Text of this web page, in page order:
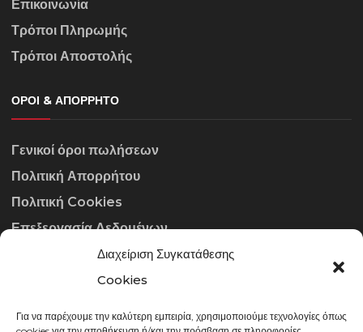
Διαχείριση Συγκατάθεσης
Cookies
Για να παρέχουμε την καλύτερη εμπειρία, χρησιμοποιούμε τεχνολογίες όπως
Επικοινωνία
Τρόποι Πληρωμής
Τρόποι Αποστολής
ΌΡΟΙ & ΑΠΌΡΡΗΤΟ
Γενικοί όροι πωλήσεων
Πολιτική Απορρήτου
Πολιτική Cookies
Επεξεργασία Δεδομένων
ΣΤΟΙΧΕΊΑ ΕΠΙΚΟΙΝΩΝΊΑΣ
info@gowithraw.gr